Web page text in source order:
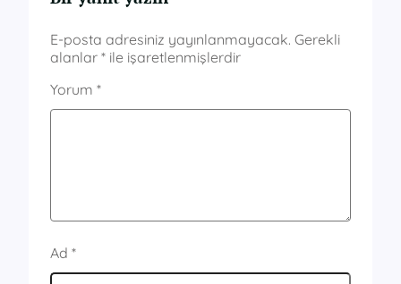
E-posta adresiniz yayınlanmayacak. Gerekli
alanlar * ile işaretlenmişlerdir
Yorum *
Ad *